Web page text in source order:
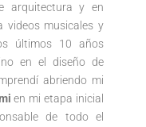
arquitectura y en
videos musicales y
últimos 10 años
en el diseño de
abriendo mi
en mi etapa inicial
de todo el